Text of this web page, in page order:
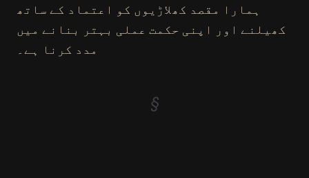
ہمارا مقصد کھلاڑیوں کو اعتماد کے ساتھ
کھیلنے اور اپنی حکمت عملی بہتر بنانے میں
مدد کرنا ہے۔
§